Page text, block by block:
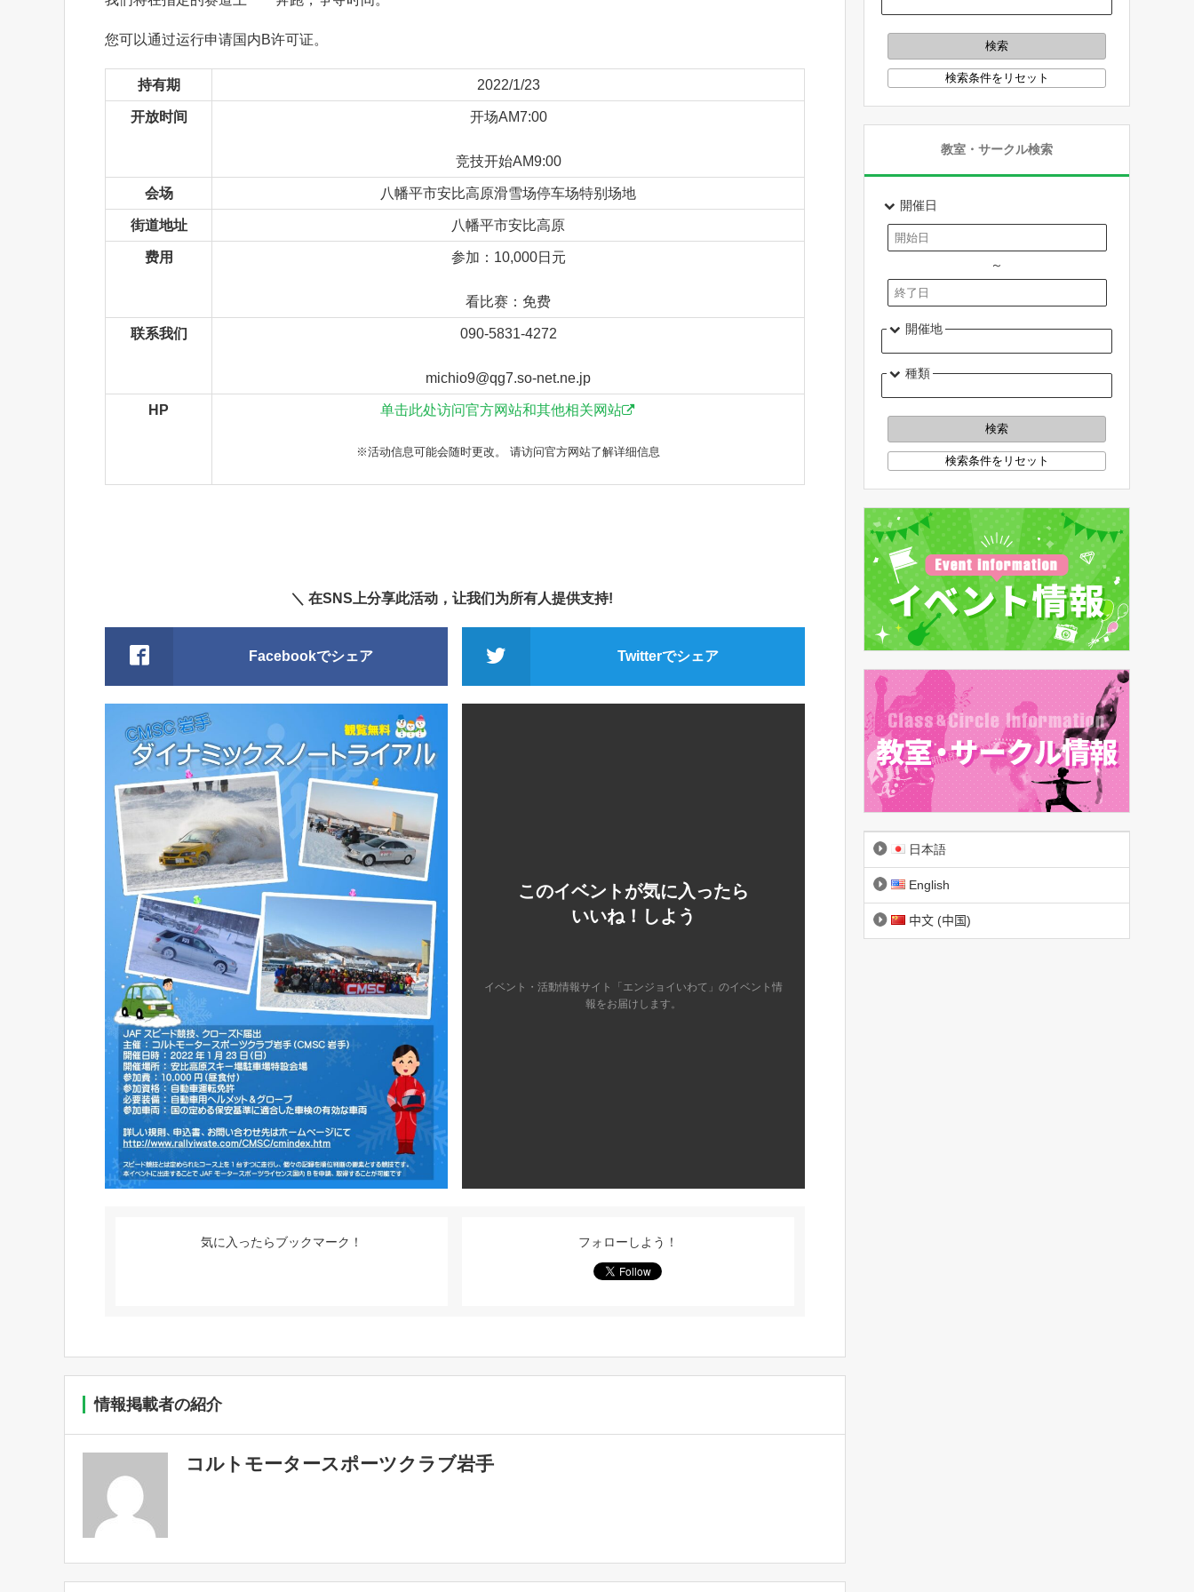
您可以通过运行申请国内B许可证。
持有期 2022/1/23
开放时间 开场AM7:00
竞技开始AM9:00
会场 八幡平市安比高原滑雪场停车场特别场地
街道地址 八幡平市安比高原
费用 参加：10,000日元
看比赛：免费
联系我们 090-5831-4272
michio9@qg7.so-net.ne.jp
HP 单击此处访问官方网站和其他相关网站
※活动信息可能会随时更改。 请访问官方网站了解详细信息
＼ 在SNS上分享此活动，让我们为所有人提供支持!
Facebookでシェア Twitterでシェア
このイベントが気に入ったら
いいね！しよう
イベント・活動情報サイト「エンジョイいわて」のイベント情
報をお届けします。
気に入ったらブックマーク！ フォローしよう！
情報掲載者の紹介
コルトモータースポーツクラブ岩手
教室・サークル検索
開催日
～
開催地
種類
日本語
English
中文 (中国)